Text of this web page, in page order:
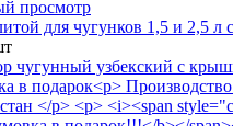
просмотр
для чугунков 1,5 и 2,5 л